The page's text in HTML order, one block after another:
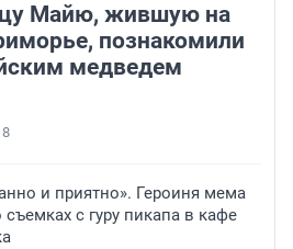
Майю, жившую на
познакомили
медведем
8
и приятно». Героиня мема
с гуру пикапа в кафе